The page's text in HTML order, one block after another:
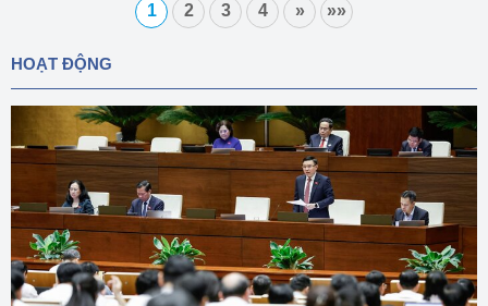
1 2 3 4 » »»
HOẠT ĐỘNG